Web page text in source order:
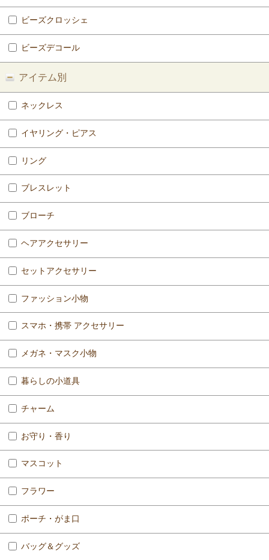
ビーズクロッシェ
ビーズデコール
アイテム別
ネックレス
イヤリング・ピアス
リング
ブレスレット
ブローチ
ヘアアクセサリー
セットアクセサリー
ファッション小物
スマホ・携帯 アクセサリー
メガネ・マスク小物
暮らしの小道具
チャーム
お守り・香り
マスコット
フラワー
ポーチ・がま口
バッグ＆グッズ